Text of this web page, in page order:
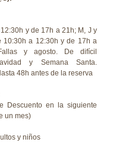
y de 17h a 21h; M, J y
10:30h a 12:30h y de 17h a
y agosto. De difícil
y Semana Santa.
48h antes de la reserva
Descuento en la siguiente
un mes)
y niños